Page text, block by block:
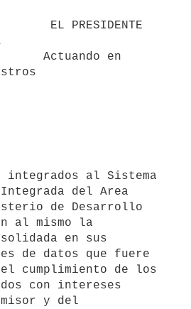
del Area
de Desarrollo
al mismo la
en sus
de datos que fuere
cumplimiento de los
con intereses
y del